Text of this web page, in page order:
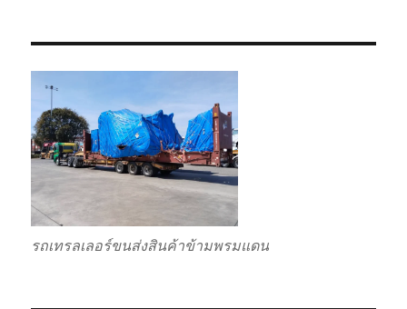
รถเทรลเลอร์ขนส่งสินค้าข้ามพรมแดน